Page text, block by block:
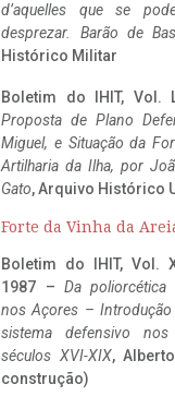
d’aquelles que se
desprezar. Barão de
Histórico Militar
Boletim do IHIT, Vol.
Proposta de Plano
Miguel, e Situação da
Artilharia da Ilha, por
Gato, Arquivo Histórico
Forte da Vinha da
Boletim do IHIT, Vol.
1987 – Da poliorcética
nos Açores –
sistema defensivo
séculos XVI-XIX,
construção)